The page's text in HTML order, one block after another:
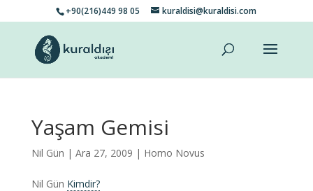
+90(216)449 98 05 kuraldisi@kuraldisi.com
Yaşam Gemisi
Nil Gün | Ara 27, 2009 | Homo Novus
Nil Gün Kimdir?